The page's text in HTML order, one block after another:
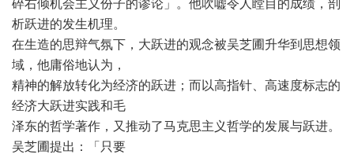
碎右倾机会主义份子的谬论」。他吹嘘令人瞠目的成绩，剖
析跃进的发生机理。
在生造的思辩气氛下，大跃进的观念被吴芝圃升华到思想领
域，他庸俗地认为，
精神的解放转化为经济的跃进；而以高指针、高速度标志的
经济大跃进实践和毛
泽东的哲学著作，又推动了马克思主义哲学的发展与跃进。
吴芝圃提出：「只要